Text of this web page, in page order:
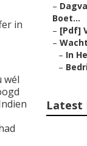
in
wél
–
Boet...
– [Pdf]
–
– In
–
Latest